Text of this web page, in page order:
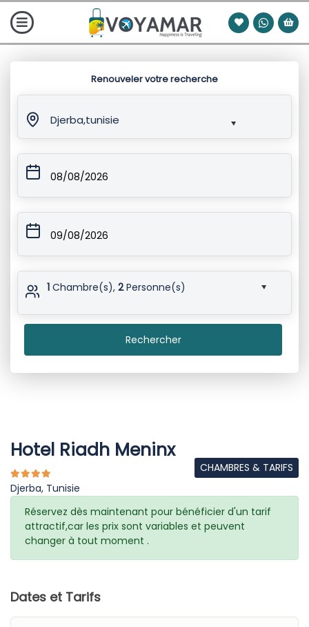
Renouveler votre recherche
Djerba,tunisie
08/08/2026
09/08/2026
1 Chambre(s),2Personne(s)
Rechercher
Hotel Riadh Meninx
Djerba, Tunisie
CHAMBRES & TARIFS
Réservez dès maintenant pour bénéficier d'un tarif
attractif,car les prix sont variables et peuvent
changer à tout moment .
Dates et Tarifs